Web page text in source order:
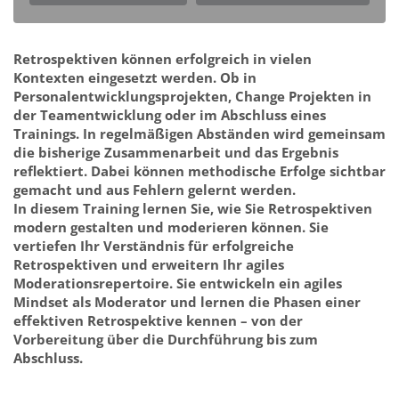
Retrospektiven können erfolgreich in vielen
Kontexten eingesetzt werden. Ob in
Personalentwicklungsprojekten, Change Projekten in
der Teamentwicklung oder im Abschluss eines
Trainings. In regelmäßigen Abständen wird gemeinsam
die bisherige Zusammenarbeit und das Ergebnis
reflektiert. Dabei können methodische Erfolge sichtbar
gemacht und aus Fehlern gelernt werden.
In diesem Training lernen Sie, wie Sie Retrospektiven
modern gestalten und moderieren können. Sie
vertiefen Ihr Verständnis für erfolgreiche
Retrospektiven und erweitern Ihr agiles
Moderationsrepertoire. Sie entwickeln ein agiles
Mindset als Moderator und lernen die Phasen einer
effektiven Retrospektive kennen – von der
Vorbereitung über die Durchführung bis zum
Abschluss.